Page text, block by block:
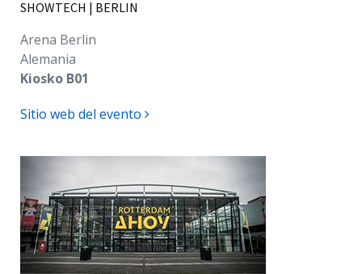
SHOWTECH | BERLIN
Arena Berlin
Alemania
Kiosko B01
Sitio web del evento